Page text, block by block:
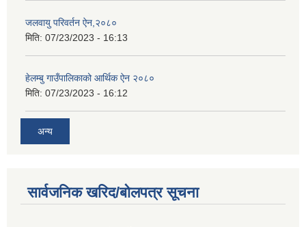
जलवायु परिवर्तन ऐन,२०८०
मिति: 07/23/2023 - 16:13
हेलम्बु गाउँपालिकाको आर्थिक ऐन २०८०
मिति: 07/23/2023 - 16:12
अन्य
सार्वजनिक खरिद/बोलपत्र सूचना